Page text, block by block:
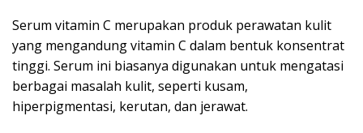
Serum vitamin C merupakan produk perawatan kulit
yang mengandung vitamin C dalam bentuk konsentrat
tinggi. Serum ini biasanya digunakan untuk mengatasi
berbagai masalah kulit, seperti kusam,
hiperpigmentasi, kerutan, dan jerawat.